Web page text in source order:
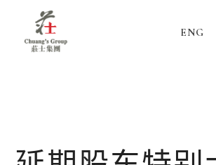
ENG